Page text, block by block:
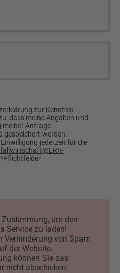
zur Kenntnis
dass meine Angaben und
Anfrage
gespeichert werden.
jederzeit für die
um den
Service zu laden!
Verhinderung von Spam
der Website.
können Sie das
nicht abschicken.